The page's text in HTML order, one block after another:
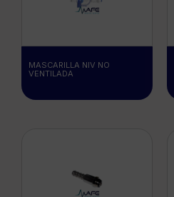
MASCARILLA NIV NO
VENTILADA